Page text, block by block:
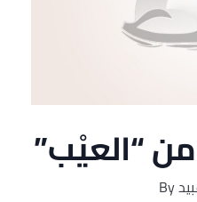
من “العيْب”
By